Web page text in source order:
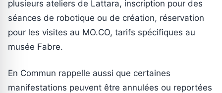
plusieurs ateliers de Lattara, inscription pour des
séances de robotique ou de création, réservation
pour les visites au MO.CO, tarifs spécifiques au
musée Fabre.
En Commun rappelle aussi que certaines
manifestations peuvent être annulées ou reportées